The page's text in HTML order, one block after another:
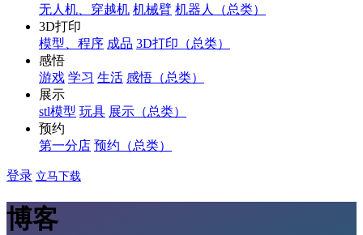
无人机、穿越机 机械臂 机器人（总类）
3D打印
模型、程序 成品 3D打印（总类）
感悟
游戏 学习 生活 感悟（总类）
展示
stl模型 玩具 展示（总类）
预约
第一分店 预约（总类）
登录 立马下载
博客